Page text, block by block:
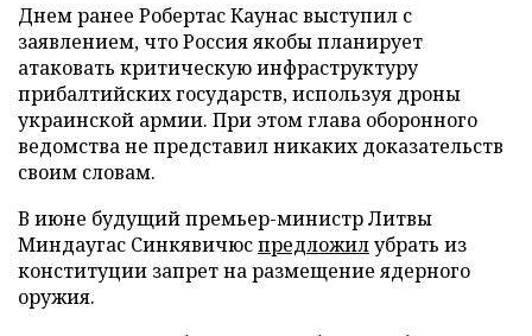
Днем ранее Робертас Каунас выступил с
заявлением, что Россия якобы планирует
атаковать критическую инфраструктуру
прибалтийских государств, используя дроны
украинской армии. При этом глава оборонного
ведомства не представил никаких доказательств
своим словам.
В июне будущий премьер-министр Литвы
Миндаугас Синкявичюспредложилубрать из
конституции запрет на размещение ядерного
оружия.